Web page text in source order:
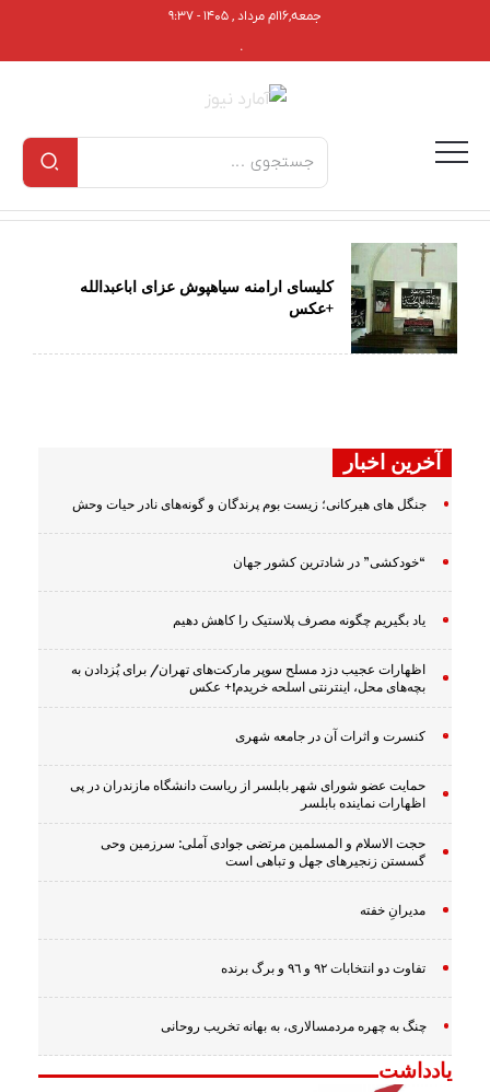
جمعه,۱۶ام مرداد , ۱۴۰۵ - ۹:۳۷
.
کلیسای ارامنه سیاهپوش عزای اباعبدالله
+عکس
آخرین اخبار
جنگل های هیرکانی؛ زیست بوم پرندگان و گونه‌های نادر حیات وحش
“خودکشی” در شادترین کشور جهان
یاد بگیریم چگونه مصرف پلاستیک را کاهش دهیم
اظهارات عجیب دزد مسلح سوپر مارکت‌های تهران/ برای پُزدادن به
بچه‌های محل، اینترنتی اسلحه خریدم!+ عکس
کنسرت و اثرات آن در جامعه شهری
حمایت عضو شورای شهر بابلسر از ریاست دانشگاه مازندران در پی
اظهارات نماینده بابلسر
حجت الاسلام و المسلمین مرتضی جوادی آملی: سرزمین وحى
گسستن زنجیرهاى جهل و تباهى است
مدیرانِ خفته
تفاوت دو انتخابات ٩٢ و ٩٦ و برگ برنده
چنگ به چهره مردمسالاری، به بهانه تخریب روحانی
یادداشت